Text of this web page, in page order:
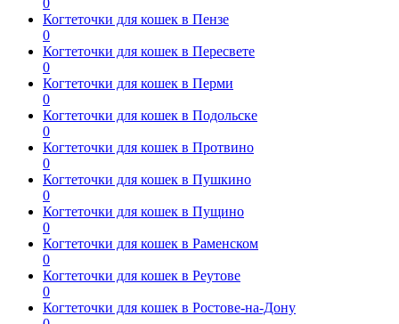
0
Когтеточки для кошек в Пензе
0
Когтеточки для кошек в Пересвете
0
Когтеточки для кошек в Перми
0
Когтеточки для кошек в Подольске
0
Когтеточки для кошек в Протвино
0
Когтеточки для кошек в Пушкино
0
Когтеточки для кошек в Пущино
0
Когтеточки для кошек в Раменском
0
Когтеточки для кошек в Реутове
0
Когтеточки для кошек в Ростове-на-Дону